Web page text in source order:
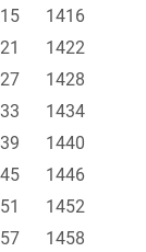
1416
1422
1428
1434
1440
1446
1452
1458